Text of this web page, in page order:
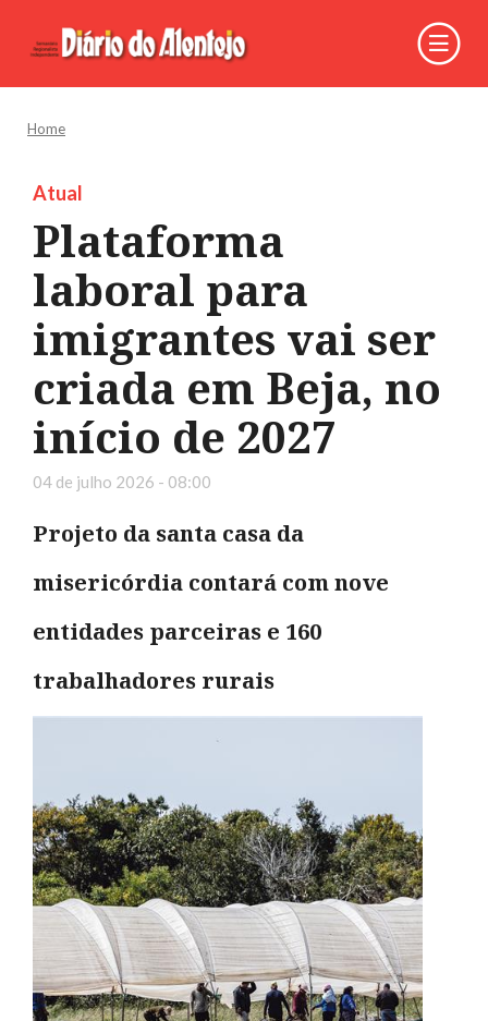
Home
Atual
Plataforma
laboral para
imigrantes vai ser
criada em Beja, no
início de 2027
04 de julho 2026 - 08:00
Projeto da santa casa da
misericórdia contará com nove
entidades parceiras e 160
trabalhadores rurais